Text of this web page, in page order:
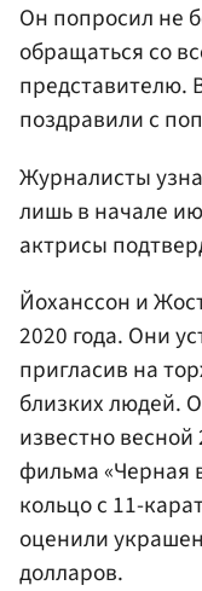
Он попросил не
обращаться со
представителю.
поздравили с
Журналисты
лишь в начале
актрисы
Йоханссон и
2020 года. Они
пригласив на
близких людей.
известно
фильма «Черная
кольцо с 11-
оценили
долларов.